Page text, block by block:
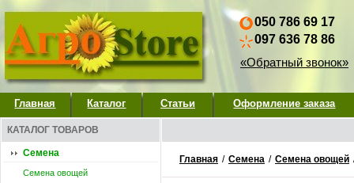
050 786 69 17
097 636 78 86
«Обратный звонок»
Главная Каталог Статьи Оформление заказа
КАТАЛОГ ТОВАРОВ
Семена
Семена овощей
Главная / Семена / Семена овощей